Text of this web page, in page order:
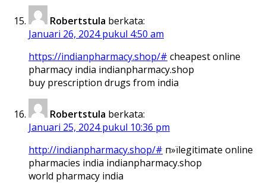
Robertstula berkata:
Januari 26, 2024 pukul 4:50 am
https://indianpharmacy.shop/# cheapest online
pharmacy india indianpharmacy.shop
buy prescription drugs from india
Robertstula berkata:
Januari 25, 2024 pukul 10:36 pm
http://indianpharmacy.shop/# п»їlegitimate online
pharmacies india indianpharmacy.shop
world pharmacy india